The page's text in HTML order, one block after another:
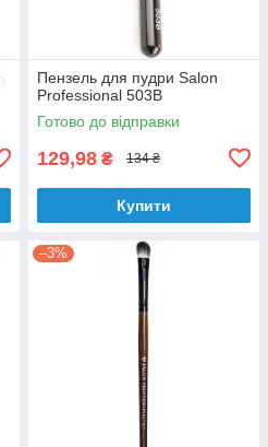
Пензель для пудри Salon
Professional 503B
Готово до відправки
129,98 ₴ 134 ₴
Купити
–3%